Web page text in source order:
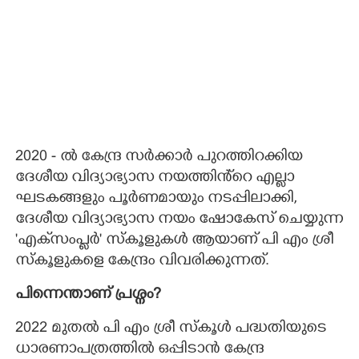
2020 - ൽ കേന്ദ്ര സർക്കാർ പുറത്തിറക്കിയ
ദേശീയ വിദ്യാഭ്യാസ നയത്തിൻ്റെ എല്ലാ
ഘടകങ്ങളും പൂർണമായും നടപ്പിലാക്കി,
ദേശീയ വിദ്യാഭ്യാസ നയം ഷോകേസ് ചെയ്യുന്ന
"എക്‌സംപ്ലർ" സ്കൂളുകൾ ആയാണ് പി എം ശ്രീ
സ്കൂളുകളെ കേന്ദ്രം വിവരിക്കുന്നത്.
പിന്നെന്താണ് പ്രശ്നം?
2022 മുതൽ പി എം ശ്രീ സ്കൂൾ പദ്ധതിയുടെ
ധാരണാപത്രത്തിൽ ഒപ്പിടാൻ കേന്ദ്ര